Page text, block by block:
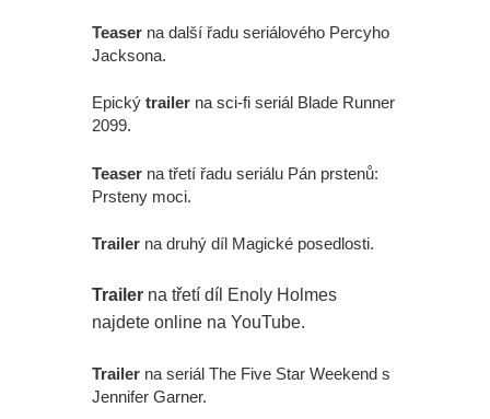
Teaser na další řadu seriálového Percyho
Jacksona.
Epický trailer na sci-fi seriál Blade Runner
2099.
Teaser na třetí řadu seriálu Pán prstenů:
Prsteny moci.
Trailer na druhý díl Magické posedlosti.
Trailer na třetí díl Enoly Holmes
najdete online na YouTube.
Trailer na seriál The Five Star Weekend s
Jennifer Garner.